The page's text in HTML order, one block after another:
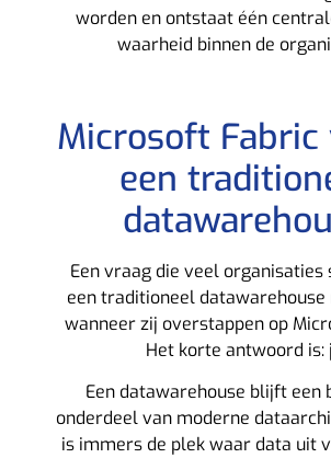
worden en ontstaat één
waarheid binnen de
Microsoft Fabric
een
Een vraag die veel
een traditioneel datawarehouse
wanneer zij overstappen op
Het korte antwoord is:
Een datawarehouse blijft een
onderdeel van moderne
is immers de plek waar data uit